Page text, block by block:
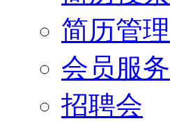
简历管理
会员服务
招聘会